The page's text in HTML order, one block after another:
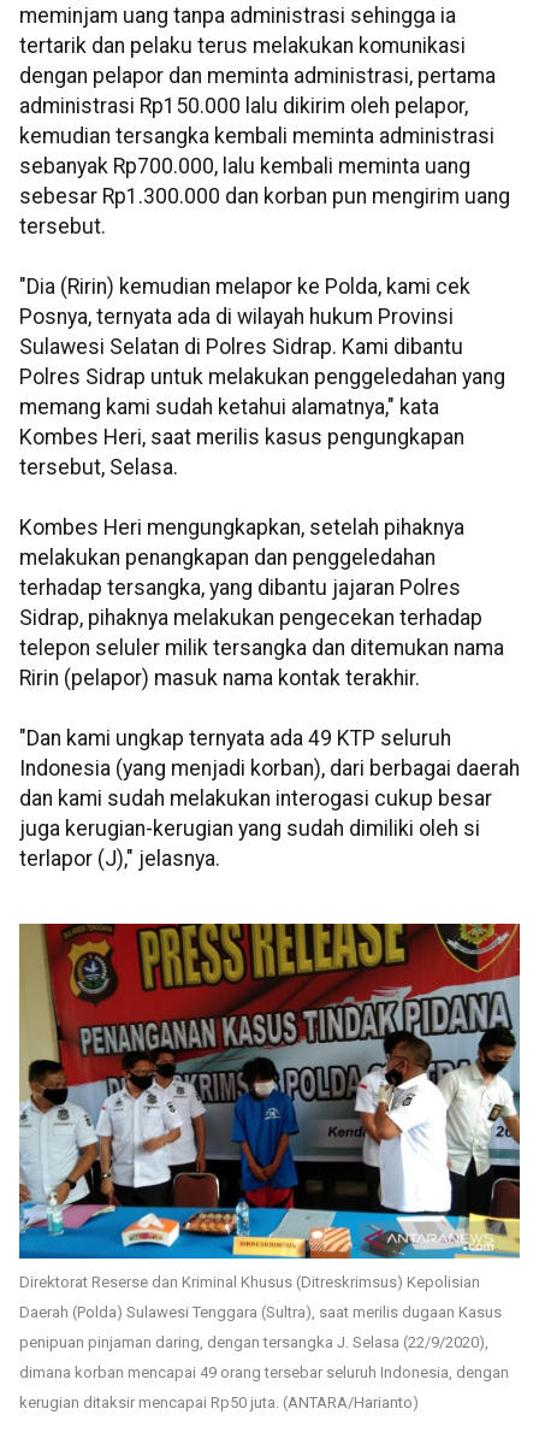
meminjam uang tanpa administrasi sehingga ia
tertarik dan pelaku terus melakukan komunikasi
dengan pelapor dan meminta administrasi, pertama
administrasi Rp150.000 lalu dikirim oleh pelapor,
kemudian tersangka kembali meminta administrasi
sebanyak Rp700.000, lalu kembali meminta uang
sebesar Rp1.300.000 dan korban pun mengirim uang
tersebut.
"Dia (Ririn) kemudian melapor ke Polda, kami cek
Posnya, ternyata ada di wilayah hukum Provinsi
Sulawesi Selatan di Polres Sidrap. Kami dibantu
Polres Sidrap untuk melakukan penggeledahan yang
memang kami sudah ketahui alamatnya," kata
Kombes Heri, saat merilis kasus pengungkapan
tersebut, Selasa.
Kombes Heri mengungkapkan, setelah pihaknya
melakukan penangkapan dan penggeledahan
terhadap tersangka, yang dibantu jajaran Polres
Sidrap, pihaknya melakukan pengecekan terhadap
telepon seluler milik tersangka dan ditemukan nama
Ririn (pelapor) masuk nama kontak terakhir.
"Dan kami ungkap ternyata ada 49 KTP seluruh
Indonesia (yang menjadi korban), dari berbagai daerah
dan kami sudah melakukan interogasi cukup besar
juga kerugian-kerugian yang sudah dimiliki oleh si
terlapor (J)," jelasnya.
Direktorat Reserse dan Kriminal Khusus (Ditreskrimsus) Kepolisian
Daerah (Polda) Sulawesi Tenggara (Sultra), saat merilis dugaan Kasus
penipuan pinjaman daring, dengan tersangka J. Selasa (22/9/2020),
dimana korban mencapai 49 orang tersebar seluruh Indonesia, dengan
kerugian ditaksir mencapai Rp50 juta. (ANTARA/Harianto)